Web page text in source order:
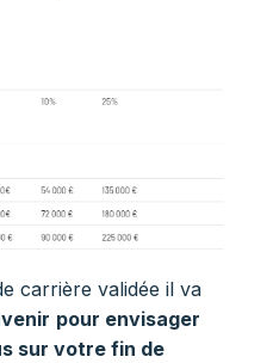
carrière validée il va
pour envisager
sur votre fin de